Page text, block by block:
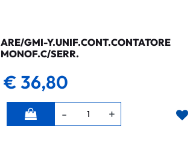
ARE/GMI-Y.UNIF.CONT.CONTATORE
MONOF.C/SERR.
€ 36,80
Quantità